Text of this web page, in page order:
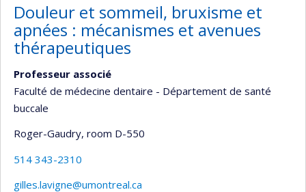
Douleur et sommeil, bruxisme et
apnées : mécanismes et avenues
thérapeutiques
Professeur associé
Faculté de médecine dentaire - Département de santé
buccale
Roger-Gaudry, room D-550
514 343-2310
gilles.lavigne@umontreal.ca